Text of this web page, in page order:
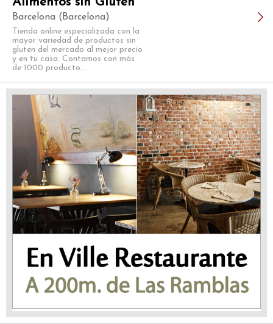
Barcelona (Barcelona)
Tienda online especializada con la
mayor variedad de productos sin
gluten del mercado al mejor precio
y en tu casa. Contamos con más
de 1000 producto...